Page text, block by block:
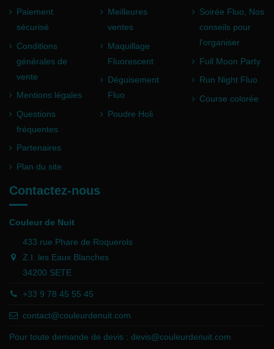
Paiement
sécurisé
Conditions
générales de
vente
Mentions légales
Questions
fréquentes
Partenaires
Plan du site
Meilleures
ventes
Maquillage
Fluorescent
Déguisement
Fluo
Poudre Holi
Soirée Fluo, Nos
conseils pour
l'organiser
Full Moon Party
Run Night Fluo
Course colorée
Contactez-nous
Couleur de Nuit
433 rue Phare de Roquerols
Z.I. les Eaux Blanches
34200 SETE
+33 9 78 45 55 45
contact@couleurdenuit.com
Pour toute demande de devis : devis@couleurdenuit.com